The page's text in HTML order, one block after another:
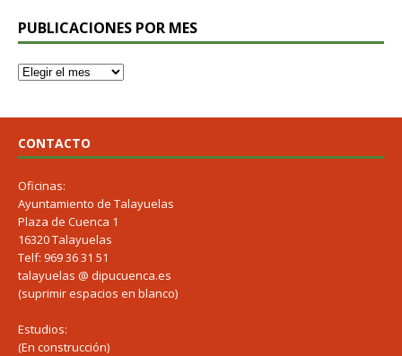
PUBLICACIONES POR MES
CONTACTO
Oficinas:
Ayuntamiento de Talayuelas
Plaza de Cuenca 1
16320 Talayuelas
Telf: 969 36 31 51
talayuelas @ dipucuenca.es
(suprimir espacios en blanco)
Estudios:
(En construcción)